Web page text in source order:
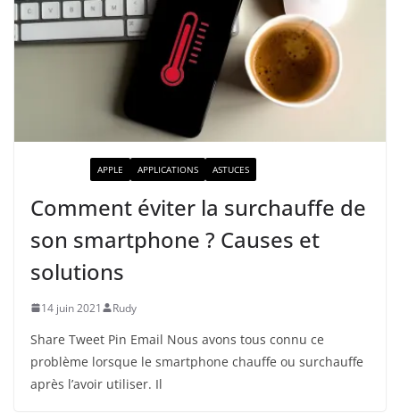
APPLE APPLICATIONS ASTUCES
Comment éviter la surchauffe de
son smartphone ? Causes et
solutions
14 juin 2021 Rudy
Share Tweet Pin Email Nous avons tous connu ce
problème lorsque le smartphone chauffe ou surchauffe
après l’avoir utiliser. Il